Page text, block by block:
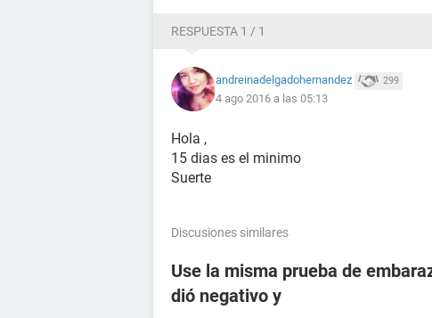
RESPUESTA 1 / 1
andreinadelgadohernandez 299
4 ago 2016 a las 05:13
Hola ,
15 dias es el minimo
Suerte
Discusiones similares
Use la misma prueba de
dió negativo y